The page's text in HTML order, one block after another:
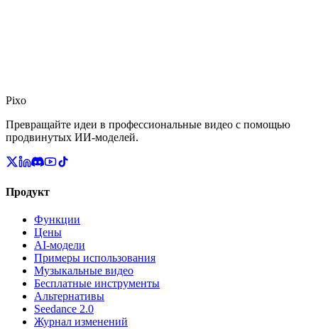
Pixo
Превращайте идеи в профессиональные видео с помощью
продвинутых ИИ-моделей.
Продукт
Функции
Цены
AI-модели
Примеры использования
Музыкальные видео
Бесплатные инструменты
Альтернативы
Seedance 2.0
Журнал изменений